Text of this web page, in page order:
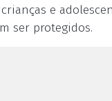
e
ser protegidos.